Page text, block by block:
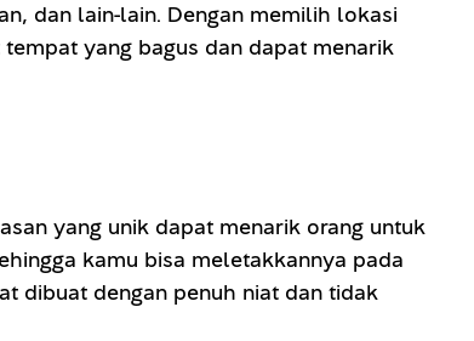
dan lain-lain. Dengan memilih lokasi
yang bagus dan dapat menarik
yang unik dapat menarik orang untuk
kamu bisa meletakkannya pada
dibuat dengan penuh niat dan tidak